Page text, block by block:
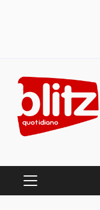
content
PRIMARY